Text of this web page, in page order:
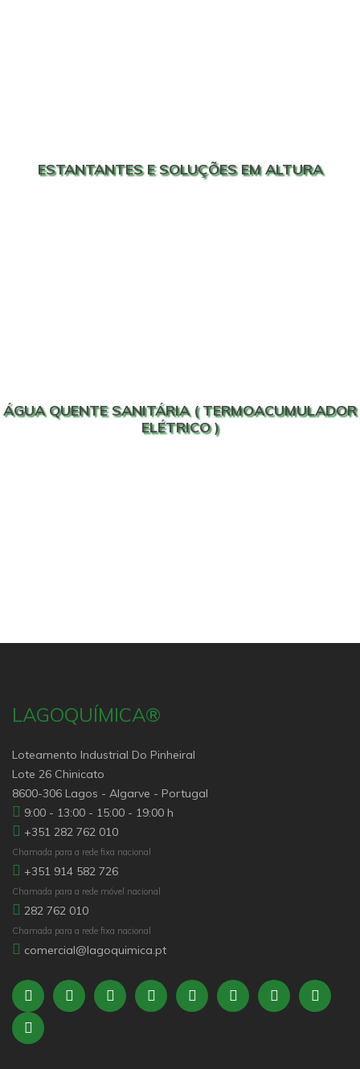
ESTANTANTES E SOLUÇÕES EM ALTURA
ÁGUA QUENTE SANITÁRIA ( TERMOACUMULADOR
ELÉTRICO )
LAGOQUÍMICA®
Loteamento Industrial Do Pinheiral
Lote 26 Chinicato
8600-306 Lagos - Algarve - Portugal
9:00 - 13:00 - 15:00 - 19:00 h
+351 282 762 010
Chamada para a rede fixa nacional
+351 914 582 726
Chamada para a rede móvel nacional
282 762 010
Chamada para a rede fixa nacional
comercial@lagoquimica.pt